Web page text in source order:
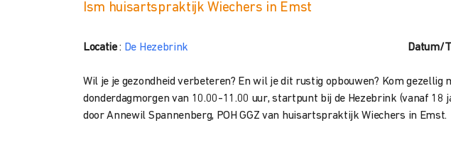
Ism huisartspraktijk Wiechers in Emst
Locatie: De Hezebrink Datum/
Wil je je gezondheid verbeteren? En wil je dit rustig opbouwen? Kom gezellig
donderdagmorgen van 10.00-11.00 uur, startpunt bij de Hezebrink (vanaf 18
door Annewil Spannenberg, POH GGZ van huisartspraktijk Wiechers in Emst.